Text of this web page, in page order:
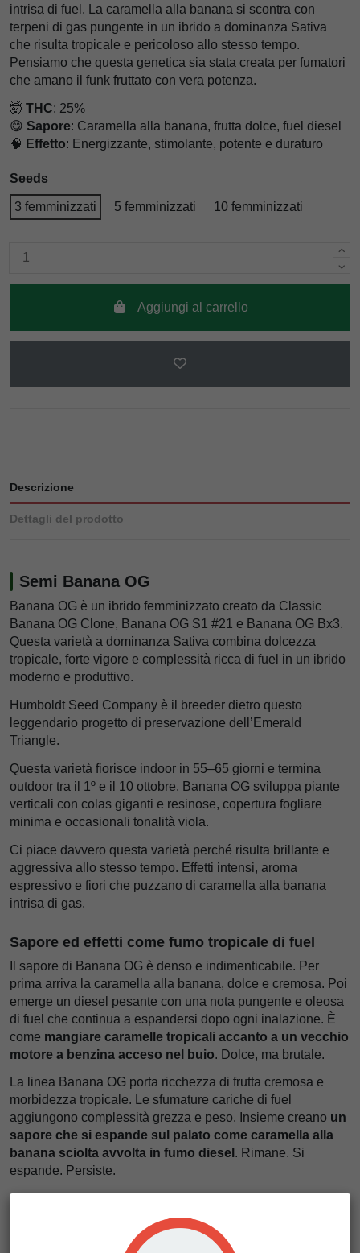
intrisa di fuel. La caramella alla banana si scontra con
terpeni di gas pungente in un ibrido a dominanza Sativa
che risulta tropicale e pericoloso allo stesso tempo.
Pensiamo che questa genetica sia stata creata per fumatori
che amano il funk fruttato con vera potenza.
🤯 THC: 25%
😋 Sapore: Caramella alla banana, frutta dolce, fuel diesel
🧠 Effetto: Energizzante, stimolante, potente e duraturo
Seeds
3 femminizzati 5 femminizzati 10 femminizzati
Aggiungi al carrello
Descrizione
Dettagli del prodotto
Semi Banana OG
Banana OG è un ibrido femminizzato creato da Classic
Banana OG Clone, Banana OG S1 #21 e Banana OG Bx3.
Questa varietà a dominanza Sativa combina dolcezza
tropicale, forte vigore e complessità ricca di fuel in un ibrido
moderno e produttivo.
Humboldt Seed Company è il breeder dietro questo
leggendario progetto di preservazione dell’Emerald
Triangle.
Questa varietà fiorisce indoor in 55–65 giorni e termina
outdoor tra il 1º e il 10 ottobre. Banana OG sviluppa piante
verticali con colas giganti e resinose, copertura fogliare
minima e occasionali tonalità viola.
Ci piace davvero questa varietà perché risulta brillante e
aggressiva allo stesso tempo. Effetti intensi, aroma
espressivo e fiori che puzzano di caramella alla banana
intrisa di gas.
Sapore ed effetti come fumo tropicale di fuel
Il sapore di Banana OG è denso e indimenticabile. Per
prima arriva la caramella alla banana, dolce e cremosa. Poi
emerge un diesel pesante con una nota pungente e oleosa
di fuel che continua a espandersi dopo ogni inalazione. È
come mangiare caramelle tropicali accanto a un vecchio
motore a benzina acceso nel buio. Dolce, ma brutale.
La linea Banana OG porta ricchezza di frutta cremosa e
morbidezza tropicale. Le sfumature cariche di fuel
aggiungono complessità grezza e peso. Insieme creano un
sapore che si espande sul palato come caramella alla
banana sciolta avvolta in fumo diesel . Rimane. Si
espande. Persiste.
Gli effetti arrivano rapidamente e colpiscono con una forte
energia stimolante. Prima, una spinta euforica migliora
l’umore e potenzia la creatività. Poi il corpo si assesta in un